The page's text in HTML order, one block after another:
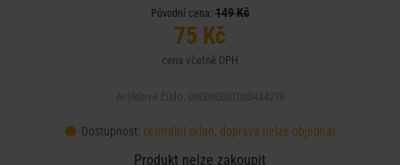
Původní cena: 149 Kč
75 Kč
cena včetně DPH
Dostupnost: centrální sklad, doprava nelze objednat
Produkt nelze zakoupit